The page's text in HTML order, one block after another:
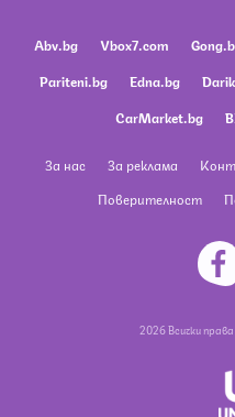
Abv.bg Vbox7.com
Pariteni.bg
Edna.bg
CarMarket.bg
За нас За реклама
Поверителност
2026 Всички права